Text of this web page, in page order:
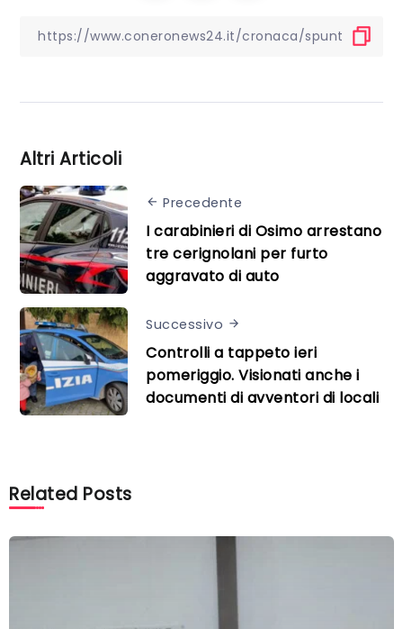
Altri Articoli
Precedente
I carabinieri di Osimo arrestano
tre cerignolani per furto
aggravato di auto
Successivo
Controlli a tappeto ieri
pomeriggio. Visionati anche i
documenti di avventori di locali
Related Posts